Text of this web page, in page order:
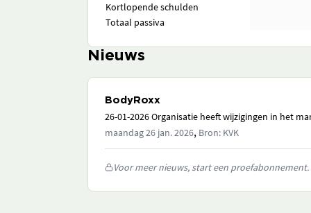
Kortlopende schulden
Totaal passiva
Nieuws
BodyRoxx
26-01-2026 Organisatie heeft wijzigingen in het
maandag 26 jan. 2026, Bron: KVK
Voor meer nieuws, start een proefabonnement.